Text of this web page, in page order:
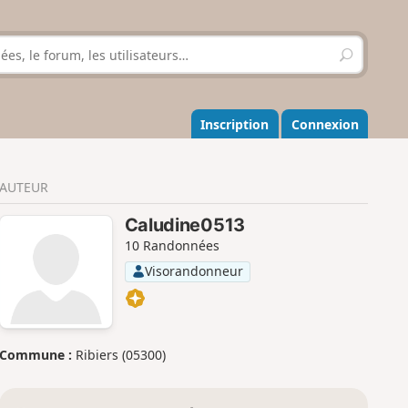
R
e
h
e
r
r
Inscription Connexion
AUTEUR
Caludine0513
10 Randonnées
Visorandonneur
Commune : Ribiers (05300)